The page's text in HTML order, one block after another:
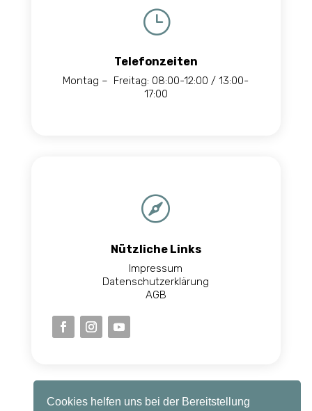
Cookies helfen uns bei der Bereitstellung
}
Telefonzeiten
Montag – Freitag: 08:00-12:00 / 13:00-
17:00

Nützliche Links
Impressum
Datenschutzerklärung
AGB